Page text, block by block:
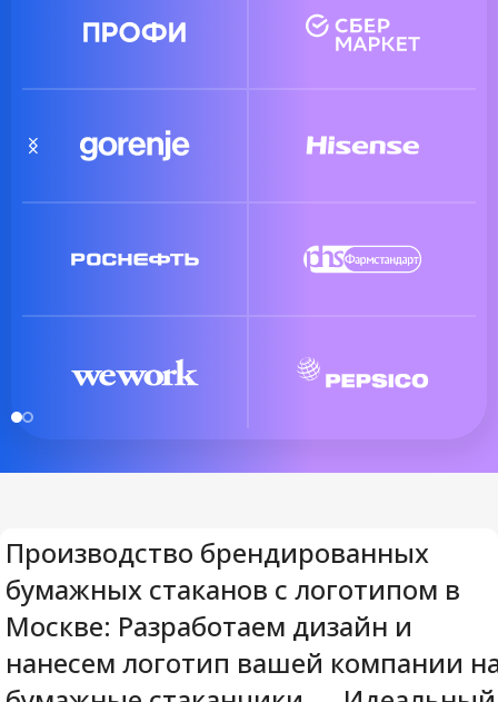
Производство брендированных
бумажных стаканов с логотипом в
Москве: Разработаем дизайн и
нанесем логотип вашей компании